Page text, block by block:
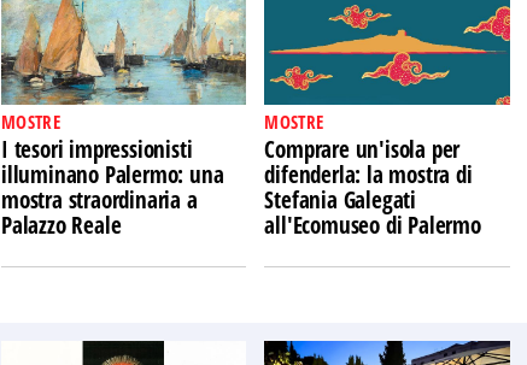
MOSTRE
I tesori impressionisti
illuminano Palermo: una
mostra straordinaria a
Palazzo Reale
MOSTRE
Comprare un'isola per
difenderla: la mostra di
Stefania Galegati
all'Ecomuseo di Palermo